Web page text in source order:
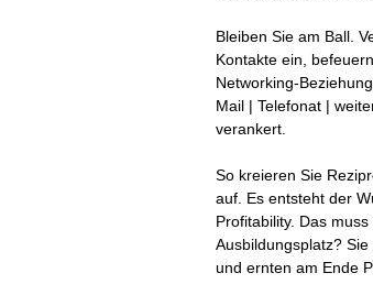
Bleiben Sie am Ball.
Kontakte ein,
Networking-
Mail | Telefonat |
verankert.
So kreieren Sie
auf. Es entsteht der
Profitability. Das
Ausbildungsplatz?
und ernten am Ende